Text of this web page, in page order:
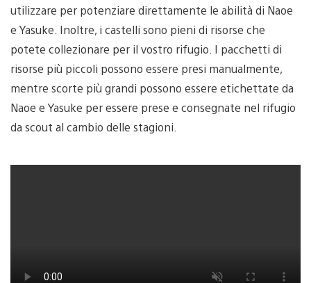
utilizzare per potenziare direttamente le abilità di Naoe
e Yasuke. Inoltre, i castelli sono pieni di risorse che
potete collezionare per il vostro rifugio. I pacchetti di
risorse più piccoli possono essere presi manualmente,
mentre scorte più grandi possono essere etichettate da
Naoe e Yasuke per essere prese e consegnate nel rifugio
da scout al cambio delle stagioni.